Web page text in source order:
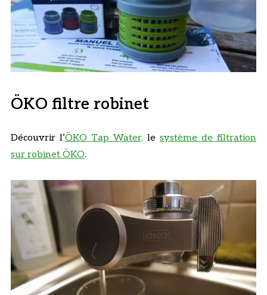
ÖKO filtre robinet
Découvrir l’ÖKO Tap Water, lesystème de filtration
sur robinet ÖKO.